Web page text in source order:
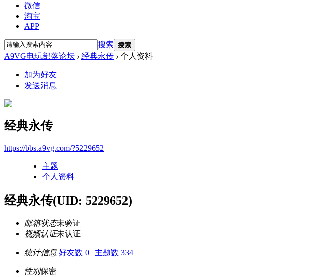
微信
淘宝
APP
搜索 搜索
A9VG电玩部落论坛 › 经典永传 › 个人资料
加为好友
发送消息
经典永传
https://bbs.a9vg.com/?5229652
主题
个人资料
经典永传(UID: 5229652)
邮箱状态未验证
视频认证未认证
统计信息 好友数 0 | 主题数 334
性别保密